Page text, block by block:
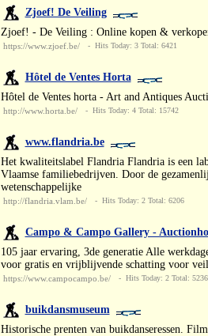
Zjoef! De Veiling
Zjoef! - De Veiling : Online kopen &
https://www.zjoef.be/ - Hits Today: 3 Total: 6421
Hôtel de Ventes Horta
Hôtel de Ventes horta - Art and Antiques
http://www.horta.be/ - Hits Today: 4 Total: 15742
www.flandria.be
Het kwaliteitslabel Flandria Flandria is een
Vlaamse familiebedrijven. Door de
wetenschappelijke
http://flandria.vlam.be/ - Hits Today: 2 Total: 6206
Campo & Campo Gallery -
105 jaar ervaring, 3de generatie Alle
voor gratis en vrijblijvende schatting voor
https://www.campocampo.be/ - Hits Today: 2 Total: 5236
buikdansmuseum
Historische prenten van buikdanseressen.